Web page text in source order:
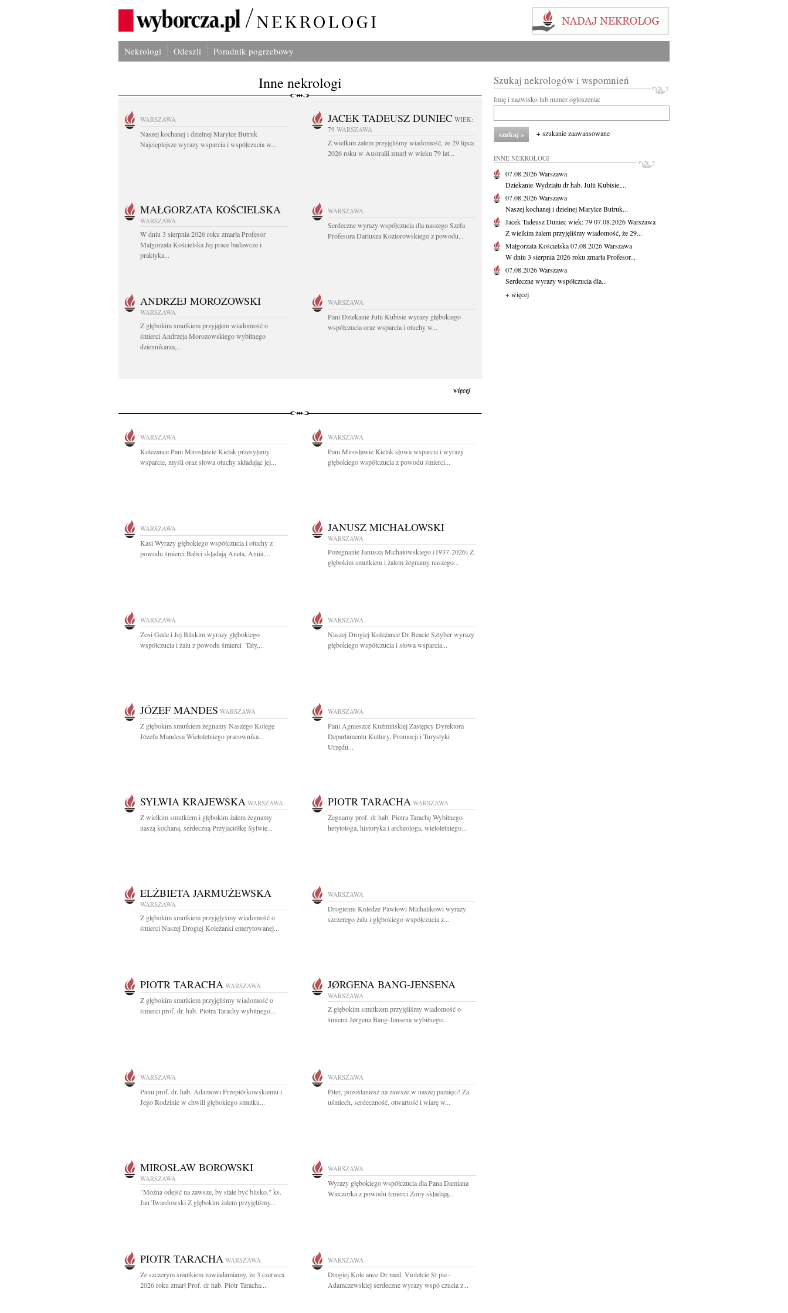
Nekrologi Odeszli Poradnik pogrzebowy
Inne nekrologi
WARSZAWA
Naszej kochanej i dzielnej Marylce Butruk
Najcieplejsze wyrazy wsparcia i współczucia w...
JACEK TADEUSZ DUNIEC WIEK:
79 WARSZAWA
Z wielkim żalem przyjęliśmy wiadomość, że 29 lipca
2026 roku w Australii zmarł w wieku 79 lat...
MAŁGORZATA KOŚCIELSKA
WARSZAWA
W dniu 3 sierpnia 2026 roku zmarła Profesor
Małgorzata Kościelska Jej prace badawcze i
praktyka...
WARSZAWA
Serdeczne wyrazy współczucia dla naszego Szefa
Profesora Dariusza Koziorowskiego z powodu...
ANDRZEJ MOROZOWSKI
WARSZAWA
Z głębokim smutkiem przyjąłem wiadomość o
śmierci Andrzeja Morozowskiego wybitnego
dziennikarza,...
WARSZAWA
Pani Dziekanie Julii Kubisie wyrazy głębokiego
współczucia oraz wsparcia i otuchy w...
więcej
WARSZAWA
Koleżance Pani Mirosławie Kielak przesyłamy
wsparcie, myśli oraz słowa otuchy składając jej...
WARSZAWA
Pani Mirosławie Kielak słowa wsparcia i wyrazy
głębokiego współczucia z powodu śmierci...
WARSZAWA
Kasi Wyrazy głębokiego współczucia i otuchy z
powodu śmierci Babci składają Aneta, Anna,...
JANUSZ MICHAŁOWSKI
WARSZAWA
Pożegnanie Janusza Michałowskiego (1937-2026) Z
głębokim smutkiem i żalem żegnamy naszego...
WARSZAWA
Zosi Gede i Jej Bliskim wyrazy głębokiego
współczucia i żalu z powodu śmierci Taty,...
WARSZAWA
Naszej Drogiej Koleżance Dr Beacie Sztyber wyrazy
głębokiego współczucia i słowa wsparcia...
JÓZEF MANDES WARSZAWA
Z głębokim smutkiem żegnamy Naszego Kolegę
Józefa Mandesa Wieloletniego pracownika...
WARSZAWA
Pani Agnieszce Kuźmińskiej Zastępcy Dyrektora
Departamentu Kultury, Promocji i Turystyki
Urzędu...
SYLWIA KRAJEWSKA WARSZAWA
Z wielkim smutkiem i głębokim żalem żegnamy
naszą kochaną, serdeczną Przyjaciółkę Sylwię...
PIOTR TARACHA WARSZAWA
Żegnamy prof. dr hab. Piotra Tarachę Wybitnego
hetytologa, historyka i archeologa, wieloletniego...
ELŻBIETA JARMUŻEWSKA
WARSZAWA
Z głębokim smutkiem przyjęłyśmy wiadomość o
śmierci Naszej Drogiej Koleżanki emerytowanej...
WARSZAWA
Drogiemu Koledze Pawłowi Michalikowi wyrazy
szczerego żalu i głębokiego współczucia z...
PIOTR TARACHA WARSZAWA
Z głębokim smutkiem przyjęliśmy wiadomość o
śmierci prof. dr. hab. Piotra Tarachy wybitnego...
JØRGENA BANG-JENSENA
WARSZAWA
Z głębokim smutkiem przyjęliśmy wiadomość o
śmierci Jørgena Bang-Jensena wybitnego...
WARSZAWA
Panu prof. dr. hab. Adamowi Przepiórkowskiemu i
Jego Rodzinie w chwili głębokiego smutku...
WARSZAWA
Piter, pozostaniesz na zawsze w naszej pamięci! Za
uśmiech, serdeczność, otwartość i wiarę w...
MIROSŁAW BOROWSKI
WARSZAWA
"Można odejść na zawsze, by stale być blisko." ks.
Jan Twardowski Z głębokim żalem przyjęliśmy...
WARSZAWA
Wyrazy głębokiego współczucia dla Pana Damiana
Wieczorka z powodu śmierci Żony składają...
PIOTR TARACHA WARSZAWA
Ze szczerym smutkiem zawiadamiamy, że 3 czerwca
2026 roku zmarł Prof. dr hab. Piotr Taracha...
WARSZAWA
Drogiej Kole ance Dr med. Violetcie St pie -
Adamczewskiej serdeczne wyrazy wspó czucia z...
Szukaj nekrologów i wspomnień
Imię i nazwisko lub numer ogłoszenia:
+ szukanie zaawansowane
INNE NEKROLOGI
07.08.2026Warszawa
Dziekanie Wydziału dr hab. Julii Kubisie,...
07.08.2026Warszawa
Naszej kochanej i dzielnej Marylce Butruk...
Jacek Tadeusz Duniecwiek: 7907.08.2026Warszawa
Z wielkim żalem przyjęliśmy wiadomość, że 29...
Małgorzata Kościelska07.08.2026Warszawa
W dniu 3 sierpnia 2026 roku zmarła Profesor...
07.08.2026Warszawa
Serdeczne wyrazy współczucia dla...
+ więcej